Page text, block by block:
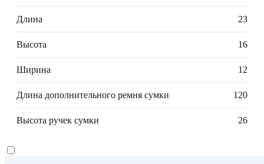
Длина 23
Высота 16
Ширина 12
Длина дополнительного ремня сумки 120
Высота ручек сумки 26